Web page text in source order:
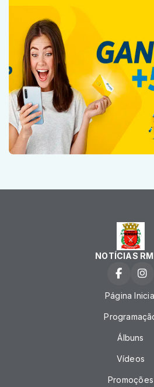
NOTÍCIAS
Página Inicial
Álbuns
Vídeos
Promoções